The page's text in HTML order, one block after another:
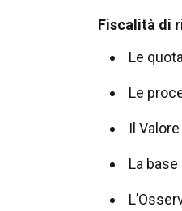
Fiscalità di
Le
Le
Il
La